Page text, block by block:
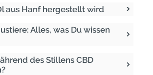
aus Hanf hergestellt wird
Alles, was Du wissen
des Stillens CBD